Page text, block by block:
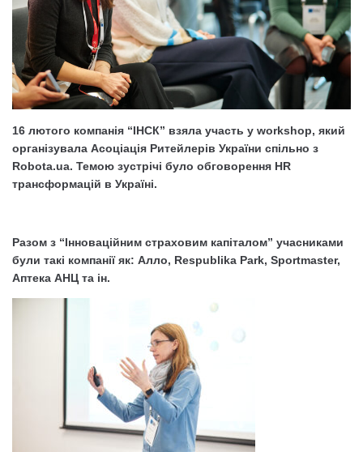
16 лютого компанія “ІНСК” взяла участь у workshop, який
організувала Асоціація Ритейлерів України спільно з
Robota.ua. Темою зустрічі було обговорення HR
трансформацій в Україні.
Разом з “Інноваційним страховим капіталом” учасниками
були такі компанії як: Алло, Respublika Park, Sportmaster,
Аптека АНЦ та ін.